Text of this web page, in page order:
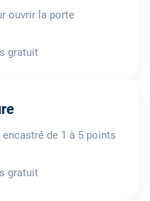
ouvrir la porte
gratuit
de 1 à 5 points
gratuit